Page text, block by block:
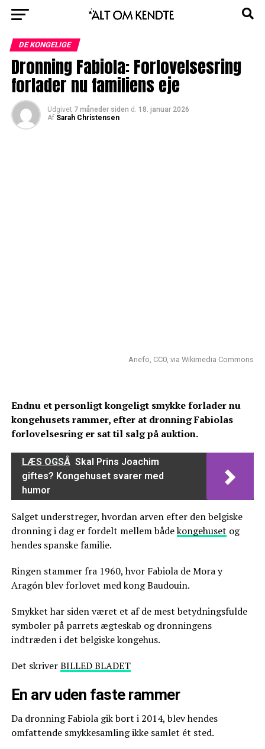
DE KONGELIGE
Dronning Fabiola: Forlovelsesring
forlader nu familiens eje
Udgivet 7 måneder siden d. 18. januar 2026
Af Sarah Christensen
Anefo, CC0, via Wikimedia Commons
Endnu et personligt kongeligt smykke forlader nu
kongehusets rammer, efter at dronning Fabiolas
forlovelsesring er sat til salg på auktion.
LÆS OGSÅ Skal Prins Joachim
giftes? Kongehuset svarer med
humor
Salget understreger, hvordan arven efter den belgiske
dronning i dag er fordelt mellem bådekongehuset og
hendes spanske familie.
Ringen stammer fra 1960, hvor Fabiola de Mora y
Aragón blev forlovet med kong Baudouin.
Smykket har siden været et af de mest betydningsfulde
symboler på parrets ægteskab og dronningens
indtræden i det belgiske kongehus.
Det skriverBILLED BLADET
En arv uden faste rammer
Da dronning Fabiola gik bort i 2014, blev hendes
omfattende smykkesamling ikke samlet ét sted.